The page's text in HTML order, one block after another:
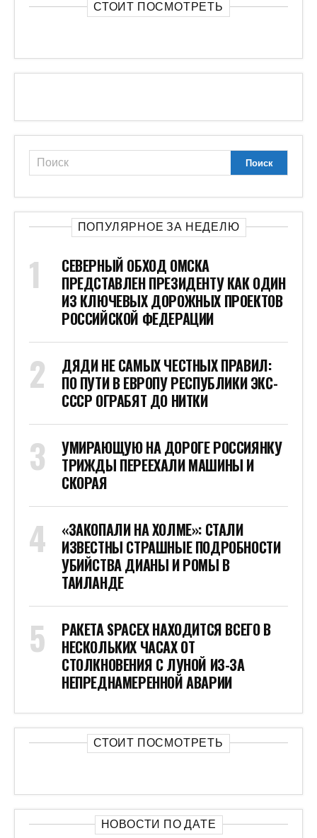
СТОИТ ПОСМОТРЕТЬ
ПОПУЛЯРНОЕ ЗА НЕДЕЛЮ
СЕВЕРНЫЙ ОБХОД ОМСКА
ПРЕДСТАВЛЕН ПРЕЗИДЕНТУ КАК ОДИН
ИЗ КЛЮЧЕВЫХ ДОРОЖНЫХ ПРОЕКТОВ
РОССИЙСКОЙ ФЕДЕРАЦИИ
ДЯДИ НЕ САМЫХ ЧЕСТНЫХ ПРАВИЛ:
ПО ПУТИ В ЕВРОПУ РЕСПУБЛИКИ ЭКС-
СССР ОГРАБЯТ ДО НИТКИ
УМИРАЮЩУЮ НА ДОРОГЕ РОССИЯНКУ
ТРИЖДЫ ПЕРЕЕХАЛИ МАШИНЫ И
СКОРАЯ
«ЗАКОПАЛИ НА ХОЛМЕ»: СТАЛИ
ИЗВЕСТНЫ СТРАШНЫЕ ПОДРОБНОСТИ
УБИЙСТВА ДИАНЫ И РОМЫ В
ТАИЛАНДЕ
РАКЕТА SPACEX НАХОДИТСЯ ВСЕГО В
НЕСКОЛЬКИХ ЧАСАХ ОТ
СТОЛКНОВЕНИЯ С ЛУНОЙ ИЗ-ЗА
НЕПРЕДНАМЕРЕННОЙ АВАРИИ
СТОИТ ПОСМОТРЕТЬ
НОВОСТИ ПО ДАТЕ